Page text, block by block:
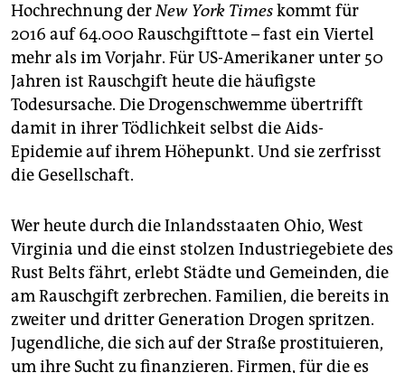
Hochrechnung derNew York Timeskommt für
2016 auf 64.000 Rauschgifttote – fast ein Viertel
mehr als im Vorjahr. Für US-Amerikaner unter 50
Jahren ist Rauschgift heute die häufigste
Todesursache. Die Drogenschwemme übertrifft
damit in ihrer Tödlichkeit selbst die Aids-
Epidemie auf ihrem Höhepunkt. Und sie zerfrisst
die Gesellschaft.
Wer heute durch die Inlandsstaaten Ohio, West
Virginia und die einst stolzen Industriegebiete des
Rust Belts fährt, erlebt Städte und Gemeinden, die
am Rauschgift zerbrechen. Familien, die bereits in
zweiter und dritter Generation Drogen spritzen.
Jugendliche, die sich auf der Straße prostituieren,
um ihre Sucht zu finanzieren. Firmen, für die es